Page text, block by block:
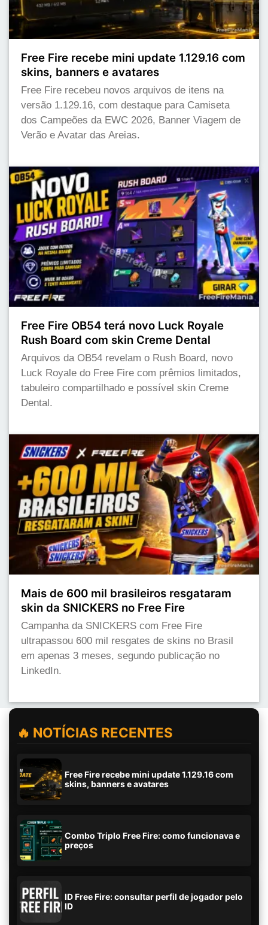
Free Fire recebe mini update 1.129.16 com
skins, banners e avatares
Free Fire recebeu novos arquivos de itens na
versão 1.129.16, com destaque para Camiseta
dos Campeões da EWC 2026, Banner Viagem de
Verão e Avatar das Areias.
Free Fire OB54 terá novo Luck Royale
Rush Board com skin Creme Dental
Arquivos da OB54 revelam o Rush Board, novo
Luck Royale do Free Fire com prêmios limitados,
tabuleiro compartilhado e possível skin Creme
Dental.
Mais de 600 mil brasileiros resgataram
skin da SNICKERS no Free Fire
Campanha da SNICKERS com Free Fire
ultrapassou 600 mil resgates de skins no Brasil
em apenas 3 meses, segundo publicação no
LinkedIn.
🔥 NOTÍCIAS RECENTES
Free Fire recebe mini update 1.129.16 com
skins, banners e avatares
Combo Triplo Free Fire: como funcionava e
preços
ID Free Fire: consultar perfil de jogador pelo
ID